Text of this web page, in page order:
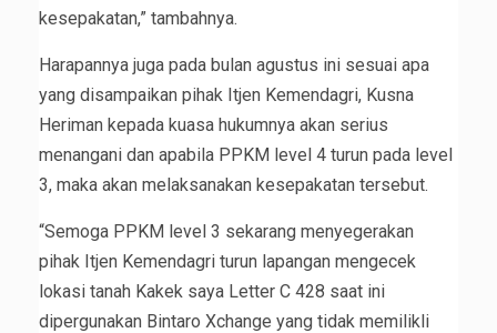
kesepakatan,” tambahnya.
Harapannya juga pada bulan agustus ini sesuai apa
yang disampaikan pihak Itjen Kemendagri, Kusna
Heriman kepada kuasa hukumnya akan serius
menangani dan apabila PPKM level 4 turun pada level
3, maka akan melaksanakan kesepakatan tersebut.
“Semoga PPKM level 3 sekarang menyegerakan
pihak Itjen Kemendagri turun lapangan mengecek
lokasi tanah Kakek saya Letter C 428 saat ini
dipergunakan Bintaro Xchange yang tidak memilikli